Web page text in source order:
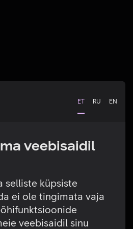
ET RU EN
veebisaidil
selliste küpsiste
ei ole tingimata vaja
veebisaidil sinu
viga